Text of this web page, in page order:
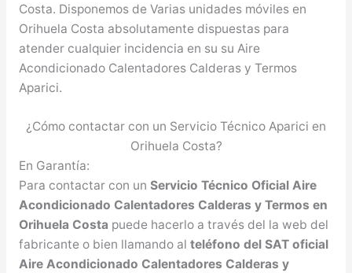
Costa. Disponemos de Varias unidades móviles en
Orihuela Costa absolutamente dispuestas para
atender cualquier incidencia en su su Aire
Acondicionado Calentadores Calderas y Termos
Aparici.
¿Cómo contactar con un Servicio Técnico Aparici en
Orihuela Costa?
En Garantía:
Para contactar con un Servicio Técnico Oficial Aire
Acondicionado Calentadores Calderas y Termos en
Orihuela Costa puede hacerlo a través del la web del
fabricante o bien llamando al teléfono del SAT oficial
Aire Acondicionado Calentadores Calderas y